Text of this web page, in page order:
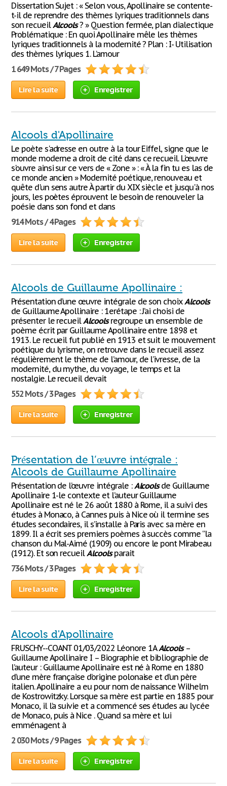
Dissertation Sujet : « Selon vous, Apollinaire se contente-
t-il de reprendre des thèmes lyriques traditionnels dans
son recueilAlcools? » Question fermée, plan dialectique
Problématique : En quoi Apollinaire mêle les thèmes
lyriques traditionnels à la modernité ? Plan : I- Utilisation
des thèmes lyriques 1. L’amour
1 649 Mots / 7 Pages
Lire la suite Enregistrer
Alcools d'Apollinaire
Le poète s'adresse en outre à la tour Eiffel, signe que le
monde moderne a droit de cité dans ce recueil. L'œuvre
s'ouvre ainsi sur ce vers de « Zone » : « À la fin tu es las de
ce monde ancien » Modernité poétique, renouveau et
quête d'un sens autre À partir du XIX siècle et jusqu'à nos
jours, les poètes éprouvent le besoin de renouveler la
poésie dans son fond et dans
914 Mots / 4 Pages
Lire la suite Enregistrer
Alcools de Guillaume Apollinaire :
Présentation d’une œuvre intégrale de son choixAlcools
de Guillaume Apollinaire : 1erétape : J’ai choisi de
présenter le recueilAlcoolsregroupe un ensemble de
poème écrit par Guillaume Apollinaire entre 1898 et
1913. Le recueil fut publié en 1913 et suit le mouvement
poétique du lyrisme, on retrouve dans le recueil assez
régulièrement le thème de l’amour, de l’ivresse, de la
modernité, du mythe, du voyage, le temps et la
nostalgie. Le recueil devait
552 Mots / 3 Pages
Lire la suite Enregistrer
Présentation de l’œuvre intégrale :
Alcools de Guillaume Apollinaire
Présentation de l’œuvre intégrale :Alcoolsde Guillaume
Apollinaire 1-le contexte et l’auteur Guillaume
Apollinaire est né le 26 août 1880 à Rome, il a suivi des
études à Monaco, à Cannes puis à Nice où il termine ses
études secondaires, il s’installe à Paris avec sa mère en
1899. Il a écrit ses premiers poèmes à succès comme “la
chanson du Mal-Aimé (1909) ou encore le pont Mirabeau
(1912). Et son recueilAlcoolsparait
736 Mots / 3 Pages
Lire la suite Enregistrer
Alcools d'Apollinaire
FRUSCHY--COANT 01/03/2022 Léonore 1AAlcools–
Guillaume Apollinaire I – Biographie et bibliographie de
l’auteur : Guillaume Apollinaire est né à Rome en 1880
d’une mère française d’origine polonaise et d’un père
italien. Apollinaire a eu pour nom de naissance Wilhelm
de Kostrowitzky. Lorsque sa mère est partie en 1885 pour
Monaco, il l’a suivie et a commencé ses études au lycée
de Monaco, puis à Nice . Quand sa mère et lui
emménagent à
2 030 Mots / 9 Pages
Lire la suite Enregistrer